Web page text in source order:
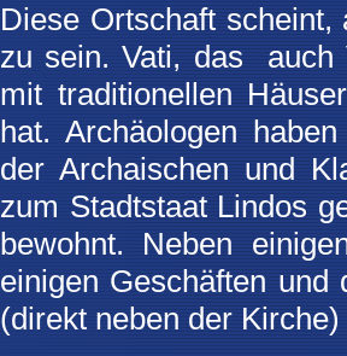
Diese Ortschaft
zu sein. Vati, das auch
mit traditionellen
hat. Archäologen
der Archaischen und
zum Stadtstaat Lindos
bewohnt. Neben
einigen Geschäften
(direkt neben der